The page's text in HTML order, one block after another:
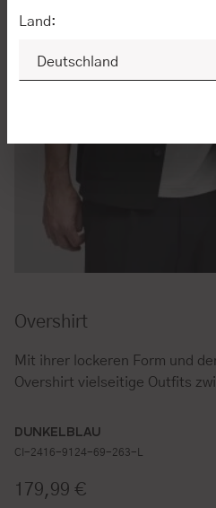
Overshirt
Mit ihrer lockeren Form und
Overshirt vielseitige Outfits
DUNKELBLAU
CI-2416-9124-69-263-L
Regulärer Preis:
179,99 €
Land: